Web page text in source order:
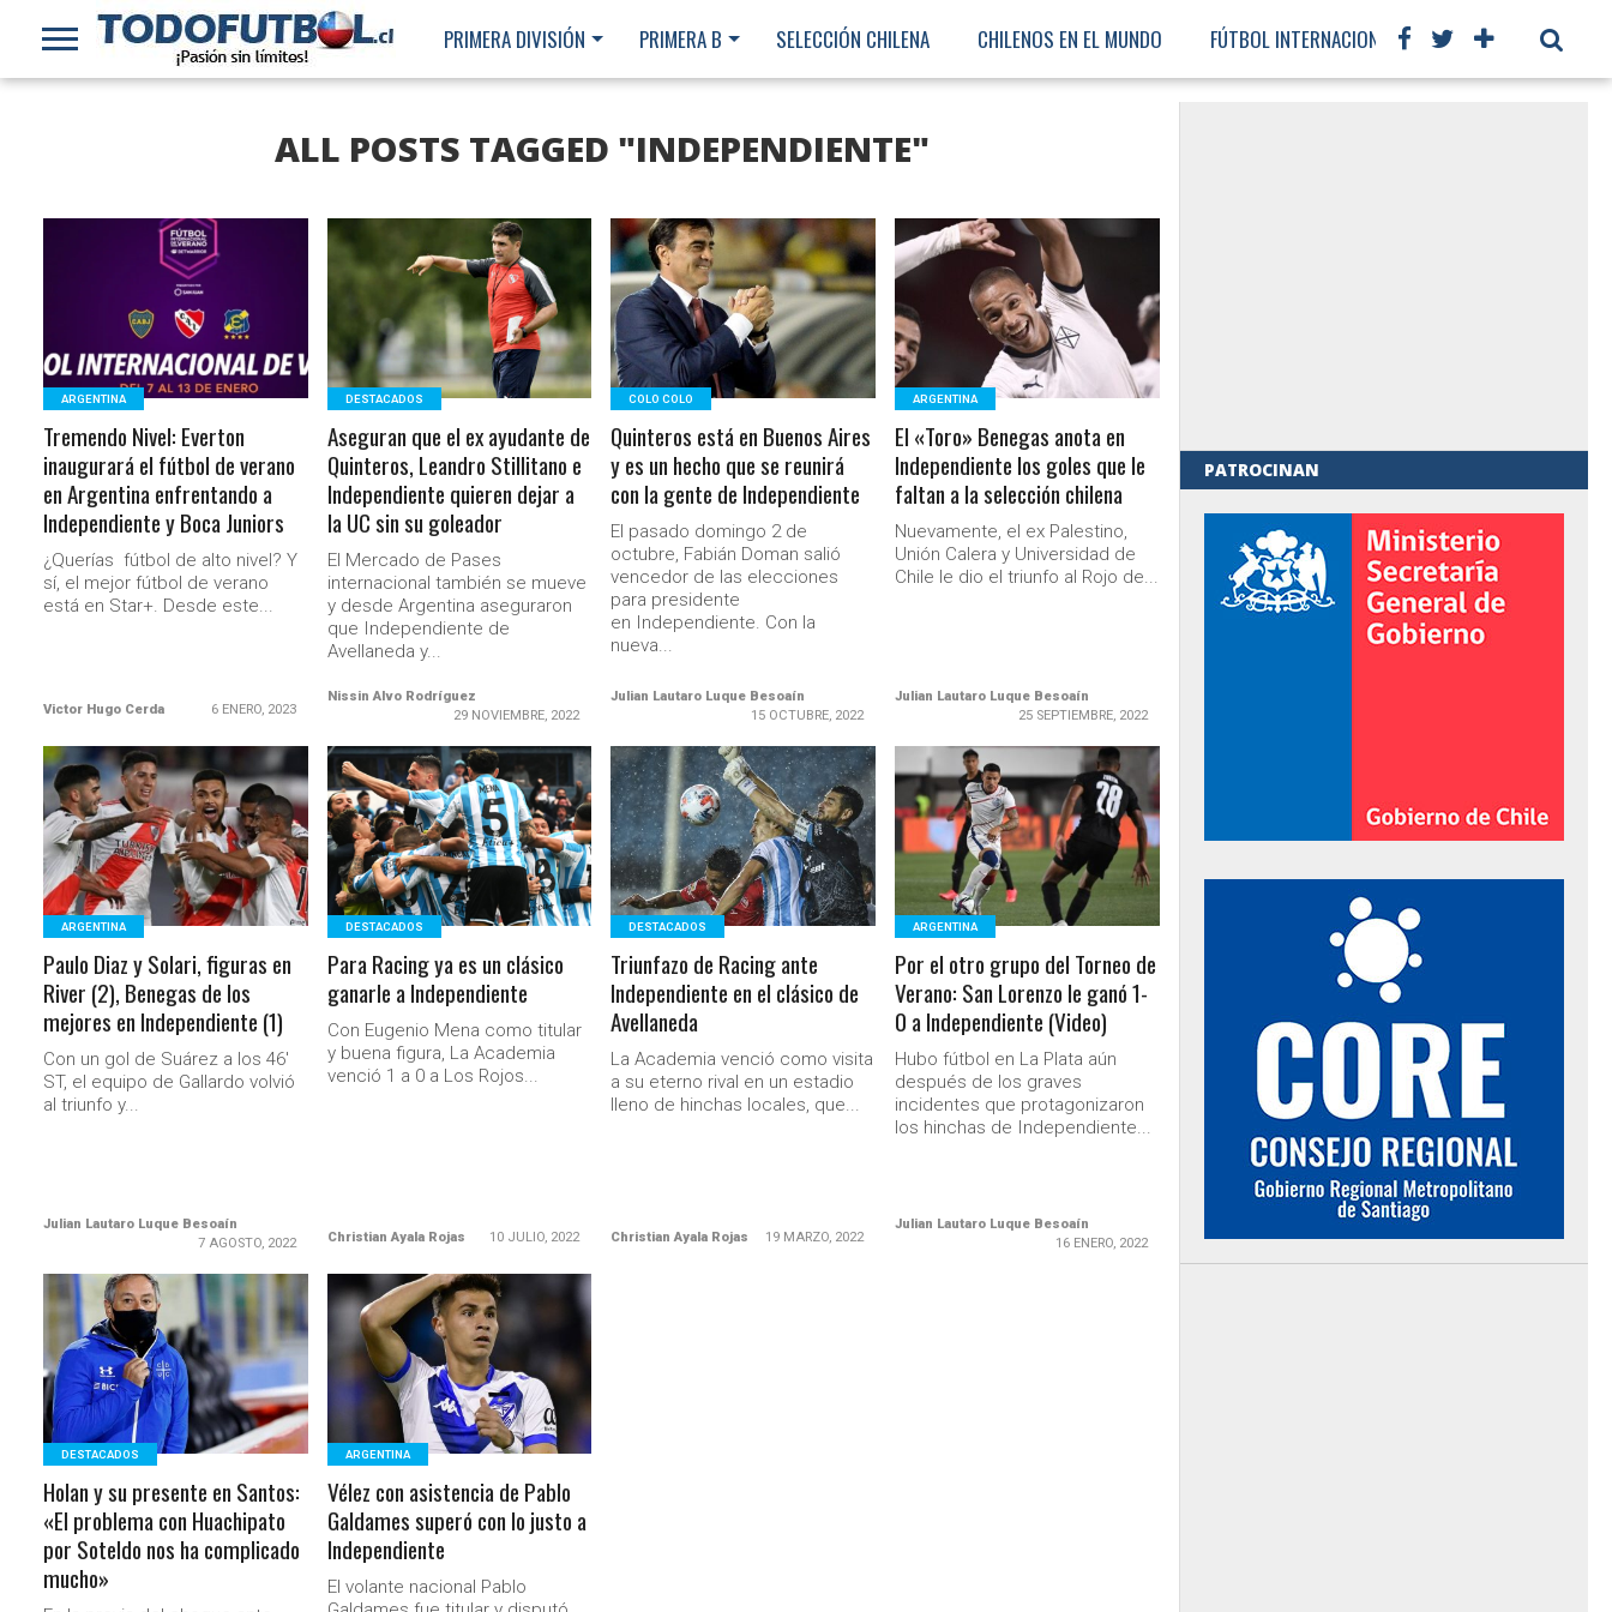
PRIMERA DIVISIÓN PRIMERA B SELECCIÓN CHILENA CHILENOS EN EL MUNDO FÚTBOL INTERNACIONAL
ALL POSTS TAGGED "INDEPENDIENTE"
LEER MÁS
ARGENTINA
Tremendo Nivel: Everton
inaugurará el fútbol de verano
en Argentina enfrentando a
Independiente y Boca Juniors
¿Querías fútbol de alto nivel? Y
sí, el mejor fútbol de verano
está en Star+. Desde este...
Victor Hugo Cerda 6 ENERO, 2023
LEER MÁS
DESTACADOS
Aseguran que el ex ayudante de
Quinteros, Leandro Stillitano e
Independiente quieren dejar a
la UC sin su goleador
El Mercado de Pases
internacional también se mueve
y desde Argentina aseguraron
que Independiente de
Avellaneda y...
Nissin Alvo Rodríguez
29 NOVIEMBRE, 2022
LEER MÁS
COLO COLO
Quinteros está en Buenos Aires
y es un hecho que se reunirá
con la gente de Independiente
El pasado domingo 2 de
octubre, Fabián Doman salió
vencedor de las elecciones
para presidente
en Independiente. Con la
nueva...
Julian Lautaro Luque Besoaín
15 OCTUBRE, 2022
LEER MÁS
ARGENTINA
El «Toro» Benegas anota en
Independiente los goles que le
faltan a la selección chilena
Nuevamente, el ex Palestino,
Unión Calera y Universidad de
Chile le dio el triunfo al Rojo de...
Julian Lautaro Luque Besoaín
25 SEPTIEMBRE, 2022
LEER MÁS
ARGENTINA
Paulo Diaz y Solari, figuras en
River (2), Benegas de los
mejores en Independiente (1)
Con un gol de Suárez a los 46′
ST, el equipo de Gallardo volvió
al triunfo y...
Julian Lautaro Luque Besoaín
7 AGOSTO, 2022
LEER MÁS
DESTACADOS
Para Racing ya es un clásico
ganarle a Independiente
Con Eugenio Mena como titular
y buena figura, La Academia
venció 1 a 0 a Los Rojos...
Christian Ayala Rojas 10 JULIO, 2022
LEER MÁS
DESTACADOS
Triunfazo de Racing ante
Independiente en el clásico de
Avellaneda
La Academia venció como visita
a su eterno rival en un estadio
lleno de hinchas locales, que...
Christian Ayala Rojas 19 MARZO, 2022
LEER MÁS
ARGENTINA
Por el otro grupo del Torneo de
Verano: San Lorenzo le ganó 1-
0 a Independiente (Video)
Hubo fútbol en La Plata aún
después de los graves
incidentes que protagonizaron
los hinchas de Independiente...
Julian Lautaro Luque Besoaín
16 ENERO, 2022
LEER MÁS
DESTACADOS
Holan y su presente en Santos:
«El problema con Huachipato
por Soteldo nos ha complicado
mucho»
LEER MÁS
ARGENTINA
Vélez con asistencia de Pablo
Galdames superó con lo justo a
Independiente
El volante nacional Pablo
PATROCINAN
Ministerio Secretaría General de Gobierno
Ministerio Secretaría General de Gobierno